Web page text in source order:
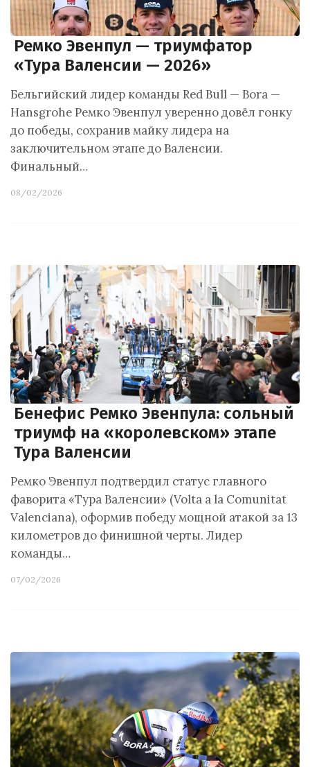
Ремко Эвенпул — триумфатор
«Тура Валенсии — 2026»
Бельгийский лидер команды Red Bull — Bora —
Hansgrohe Ремко Эвенпул уверенно довёл гонку
до победы, сохранив майку лидера на
заключительном этапе до Валенсии.
Финальный…
08/02/2026
Бенефис Ремко Эвенпула: сольный
триумф на «королевском» этапе
Тура Валенсии
Ремко Эвенпул подтвердил статус главного
фаворита «Тура Валенсии» (Volta a la Comunitat
Valenciana), оформив победу мощной атакой за 13
километров до финишной черты. Лидер
команды…
07/02/2026